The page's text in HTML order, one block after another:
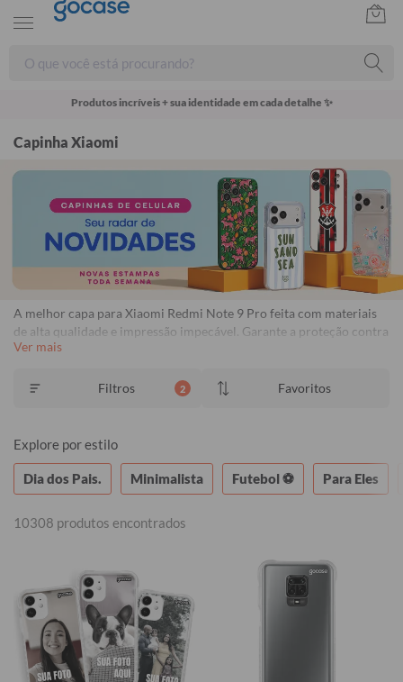
Produtos incríveis + sua identidade em cada detalhe ✨
Capinha Xiaomi
A melhor capa para Xiaomi Redmi Note 9 Pro feita com materiais
de alta qualidade e impressão impecável. Garante a proteção contra
impactos, arranhões e poeira. Capinhas personalizadas para Xiaomi
Garantia de 1 ano contra descascamento.
Consulte o regulamento.
Ver mais
Filtros 2 Favoritos
Explore por estilo
Dia dos Pais. Minimalista Futebol ⚽ Para Eles
10308 produtos encontrados